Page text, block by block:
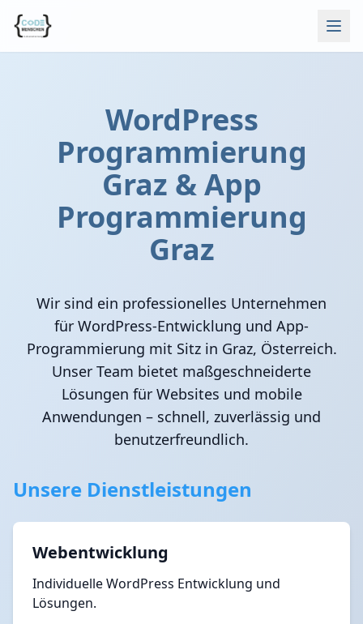
WordPress
Programmierung
Graz & App
Programmierung
Graz
Wir sind ein professionelles Unternehmen
für WordPress-Entwicklung und App-
Programmierung mit Sitz in Graz, Österreich.
Unser Team bietet maßgeschneiderte
Lösungen für Websites und mobile
Anwendungen – schnell, zuverlässig und
benutzerfreundlich.
Unsere Dienstleistungen
Webentwicklung
Individuelle WordPress Entwicklung und
Lösungen.